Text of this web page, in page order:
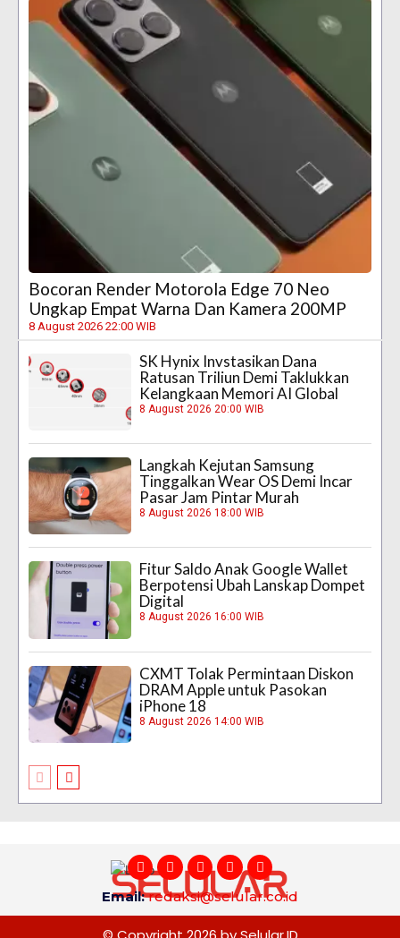
Bocoran Render Motorola Edge 70 Neo
Ungkap Empat Warna Dan Kamera 200MP
8 August 2026 22:00 WIB
SK Hynix Invstasikan Dana
Ratusan Triliun Demi Taklukkan
Kelangkaan Memori AI Global
8 August 2026 20:00 WIB
Langkah Kejutan Samsung
Tinggalkan Wear OS Demi Incar
Pasar Jam Pintar Murah
8 August 2026 18:00 WIB
Fitur Saldo Anak Google Wallet
Berpotensi Ubah Lanskap Dompet
Digital
8 August 2026 16:00 WIB
CXMT Tolak Permintaan Diskon
DRAM Apple untuk Pasokan
iPhone 18
8 August 2026 14:00 WIB
Email:redaksi@selular.co.id